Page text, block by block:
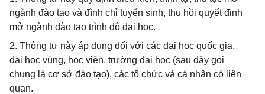
ngành đào tạo và đình chỉ tuyển sinh, thu hồi quyết định
mở ngành đào tạo trình độ đại học.
2. Thông tư này áp dụng đối với các đại học quốc gia,
đại học vùng, học viện, trường đại học (sau đây gọi
chung là cơ sở đào tạo), các tổ chức và cá nhân có liên
quan.